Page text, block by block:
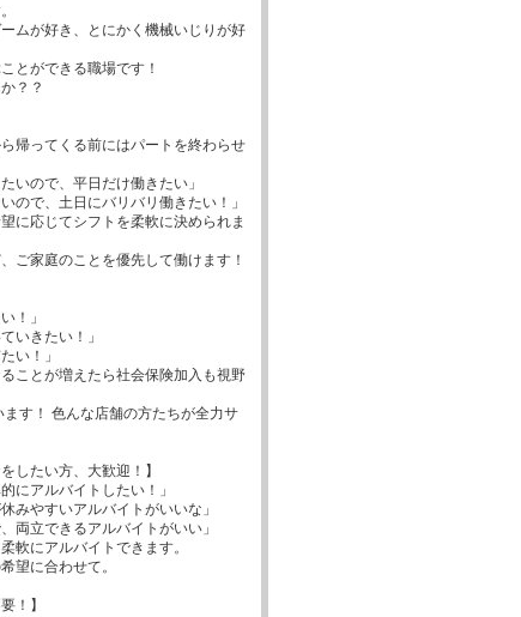
ムが好き、とにかく機械いじりが好
とができる職場です！
？？
帰ってくる前にはパートを終わらせ
いので、平日だけ働きたい」
ので、土日にバリバリ働きたい！」
に応じてシフトを柔軟に決められま
ご家庭のことを優先して働けます！
！」
いきたい！」
い！」
ことが増えたら社会保険加入も視野
す！ 色んな店舗の方たちが全力サ
したい方、大歓迎！】
にアルバイトしたい！」
みやすいアルバイトがいいな」
両立できるアルバイトがいい」
軟にアルバイトできます。
望に合わせて。
！】